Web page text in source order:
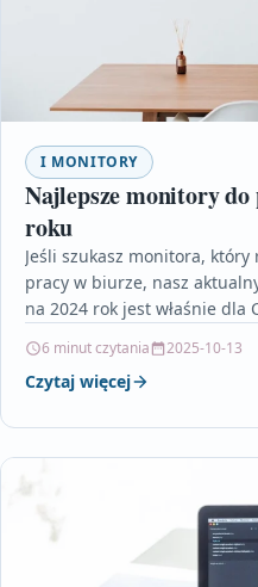
I MONITORY
Najlepsze monitory
roku
Jeśli szukasz monitora,
pracy w biurze, nasz
na 2024 rok jest właśnie dla
6 minut czytania 2025-10-13
Czytaj więcej